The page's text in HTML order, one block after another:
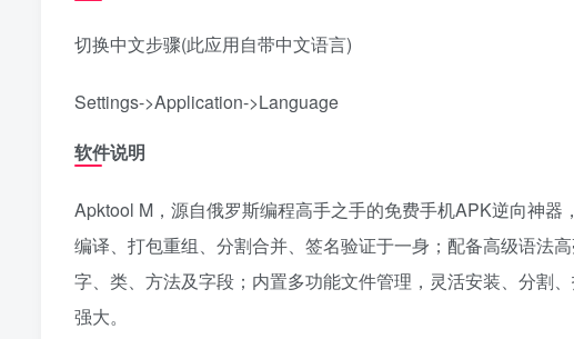
切换中文步骤(此应用自带中文语言)
Settings->Application->Language
软件说明
Apktool M，源自俄罗斯编程高手之手的免费手机APK逆向神
编译、打包重组、分割合并、签名验证于一身；配备高级语法
字、类、方法及字段；内置多功能文件管理，灵活安装、分割
强大。